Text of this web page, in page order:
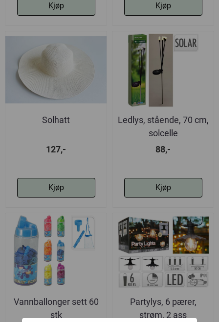
Kjøp Kjøp
Solhatt
127,-
Kjøp
Ledlys, stående, 70 cm,
solcelle
88,-
Kjøp
Vannballonger sett 60
stk
Partylys, 6 pærer,
strøm, 2 ass